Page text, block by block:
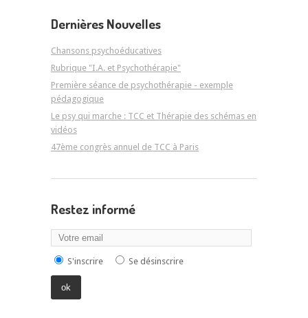
Dernières Nouvelles
Chansons psychoéducatives
Rubrique "I.A. et Psychothérapie"
Première séance de psychothérapie - exemple
pédagogique
Le psy qui marche : TCC et Thérapie des schémas en
vidéos
47ème congrès annuel de TCC à Paris
Restez informé
S'inscrire Se désinscrire